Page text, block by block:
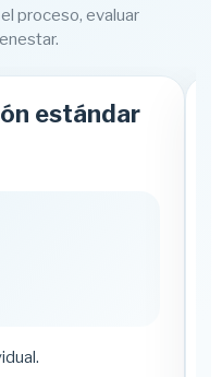
proceso, evaluar
estándar